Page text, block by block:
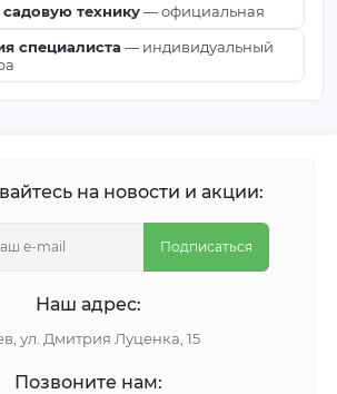
садовую технику— официальная
специалиста — индивидуальный
на новости и акции:
Подписаться
Наш адрес:
ул. Дмитрия Луценка, 15
Позвоните нам: